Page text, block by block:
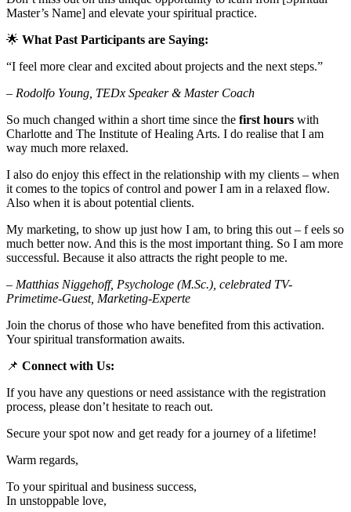
Master’s Name] and elevate your spiritual practice.
🌟 What Past Participants are Saying:
“I feel more clear and excited about projects and the next steps.”
– Rodolfo Young, TEDx Speaker & Master Coach
So much changed within a short time since the first hours with
Charlotte and The Institute of Healing Arts. I do realise that I am
way much more relaxed.
I also do enjoy this effect in the relationship with my clients – when
it comes to the topics of control and power I am in a relaxed flow.
Also when it is about potential clients.
My marketing, to show up just how I am, to bring this out – f eels so
much better now. And this is the most important thing. So I am more
successful. Because it also attracts the right people to me.
– Matthias Niggehoff, Psychologe (M.Sc.), celebrated TV-
Primetime-Guest, Marketing-Experte
Join the chorus of those who have benefited from this activation.
Your spiritual transformation awaits.
📌 Connect with Us:
If you have any questions or need assistance with the registration
process, please don’t hesitate to reach out.
Secure your spot now and get ready for a journey of a lifetime!
Warm regards,
To your spiritual and business success,
In unstoppable love,